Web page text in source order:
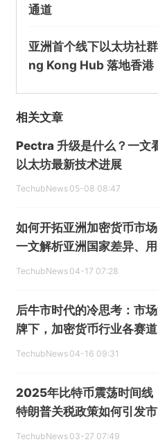
通道
亚洲首个线下以太坊社
ng Kong Hub 落地香港
相关文章
Pectra 升级是什么？一文
以太坊最新技术进展
TechubNews 05-08 08:47
如何开拓亚洲加密货币市场
一文解析亚洲国家差异、用
行为及市场特征
TechubNews 04-17 07:28
后牛市时代的冷思考：市
牌下，加密货币行业各赛道
如何发展
TechubNews 04-16 09:31
2025年比特币震荡时间线
特朗普关税政策如何引发市
场"过山车"行情
TechubNews 03-27 07:49